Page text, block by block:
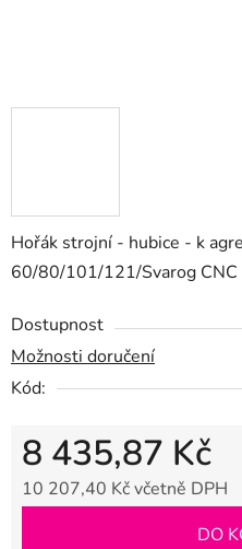
Hořák strojní - hubice - k
60/80/101/121/Svarog CNC
Dostupnost
Možnosti doručení
Kód:
8 435,87 Kč
10 207,40 Kč včetně DPH
DO